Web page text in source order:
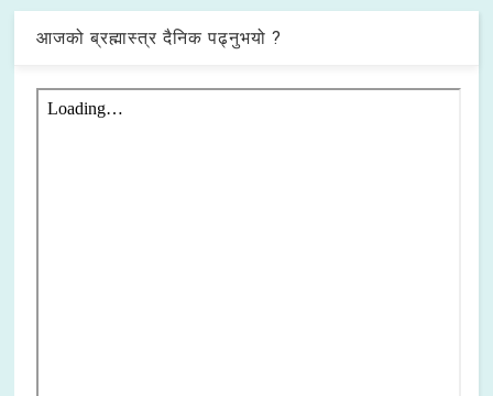
आजको ब्रह्मास्त्र दैनिक पढ्नुभयो ?